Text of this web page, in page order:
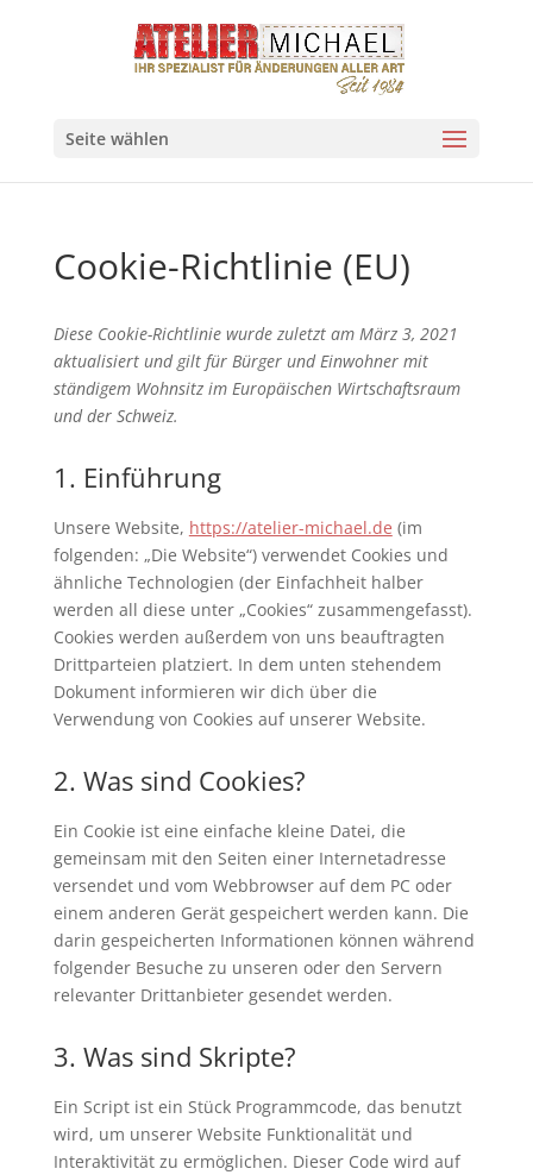
Seite wählen
Cookie-Richtlinie (EU)
Diese Cookie-Richtlinie wurde zuletzt am März 3, 2021
aktualisiert und gilt für Bürger und Einwohner mit
ständigem Wohnsitz im Europäischen Wirtschaftsraum
und der Schweiz.
1. Einführung
Unsere Website, https://atelier-michael.de (im
folgenden: „Die Website“) verwendet Cookies und
ähnliche Technologien (der Einfachheit halber
werden all diese unter „Cookies“ zusammengefasst).
Cookies werden außerdem von uns beauftragten
Drittparteien platziert. In dem unten stehendem
Dokument informieren wir dich über die
Verwendung von Cookies auf unserer Website.
2. Was sind Cookies?
Ein Cookie ist eine einfache kleine Datei, die
gemeinsam mit den Seiten einer Internetadresse
versendet und vom Webbrowser auf dem PC oder
einem anderen Gerät gespeichert werden kann. Die
darin gespeicherten Informationen können während
folgender Besuche zu unseren oder den Servern
relevanter Drittanbieter gesendet werden.
3. Was sind Skripte?
Ein Script ist ein Stück Programmcode, das benutzt
wird, um unserer Website Funktionalität und
Interaktivität zu ermöglichen. Dieser Code wird auf